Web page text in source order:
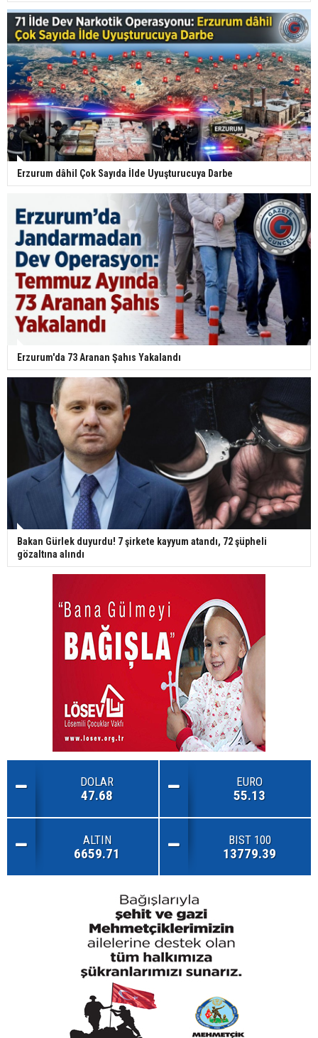
Erzurum dâhil Çok Sayıda İlde Uyuşturucuya Darbe
Erzurum'da 73 Aranan Şahıs Yakalandı
Bakan Gürlek duyurdu! 7 şirkete kayyum atandı, 72 şüpheli
gözaltına alındı
DOLAR
47.68
EURO
55.13
ALTIN
6659.71
BIST 100
13779.39